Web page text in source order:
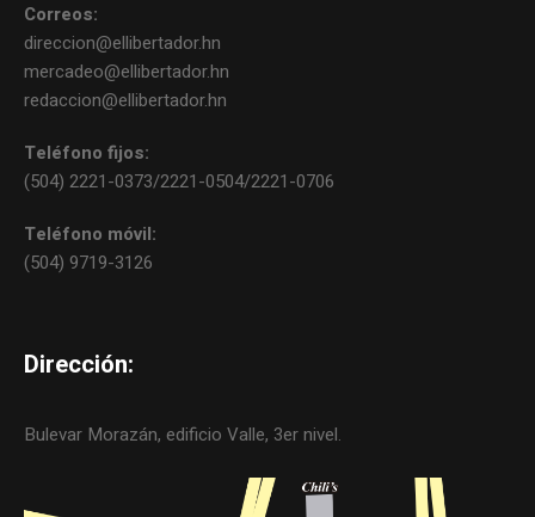
Correos:
direccion@ellibertador.hn
mercadeo@ellibertador.hn
redaccion@ellibertador.hn
Teléfono fijos:
(504) 2221-0373/2221-0504/2221-0706
Teléfono móvil:
(504) 9719-3126
Dirección:
Bulevar Morazán, edificio Valle, 3er nivel.